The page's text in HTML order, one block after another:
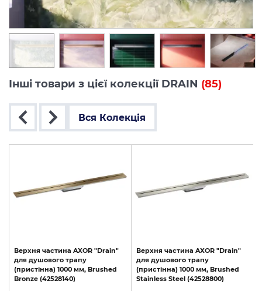
Інші товари з цієї колекції DRAIN (85)
Вся Колекція
Верхня частина AXOR "Drain"
для душового трапу
(пристінна) 1000 мм, Brushed
Bronze (42528140)
Верхня частина AXOR "Drain"
для душового трапу
(пристінна) 1000 мм, Brushed
Stainless Steel (42528800)